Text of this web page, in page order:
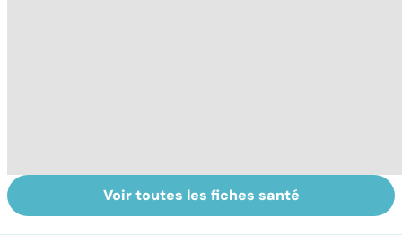
Tout savoir sur
les infections
Inflammation des
amygdales : que
Voir toutes les fiches santé